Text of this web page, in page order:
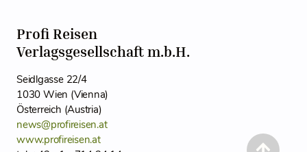
Profi Reisen
Verlagsgesellschaft m.b.H.
Seidlgasse 22/4
1030 Wien (Vienna)
Österreich (Austria)
news@profireisen.at
www.profireisen.at